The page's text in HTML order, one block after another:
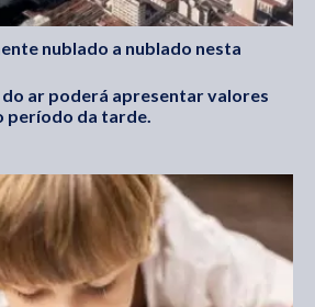
nublado a nublado nesta
ar poderá apresentar valores
período da tarde.